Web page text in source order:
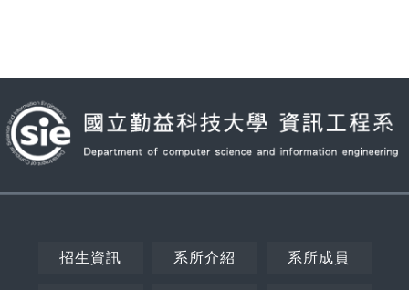
招生資訊 系所介紹 系所成員